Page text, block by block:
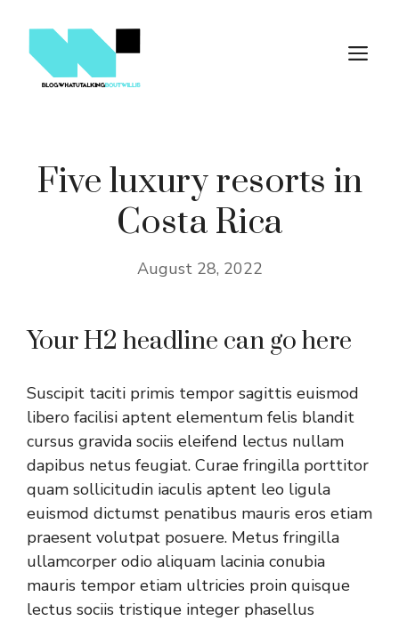
content
Five luxury resorts in
Costa Rica
August 28, 2022
Your H2 headline can go here
Suscipit taciti primis tempor sagittis euismod
libero facilisi aptent elementum felis blandit
cursus gravida sociis eleifend lectus nullam
dapibus netus feugiat. Curae fringilla porttitor
quam sollicitudin iaculis aptent leo ligula
euismod dictumst penatibus mauris eros etiam
praesent volutpat posuere. Metus fringilla
ullamcorper odio aliquam lacinia conubia
mauris tempor etiam ultricies proin quisque
lectus sociis tristique integer phasellus